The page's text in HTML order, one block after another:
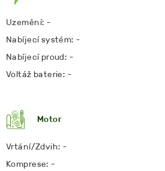
Uzemění: -
Nabíjecí systém: -
Nabíjecí proud: -
Voltáž baterie: -
Motor
Vrtání/Zdvih: -
Komprese: -